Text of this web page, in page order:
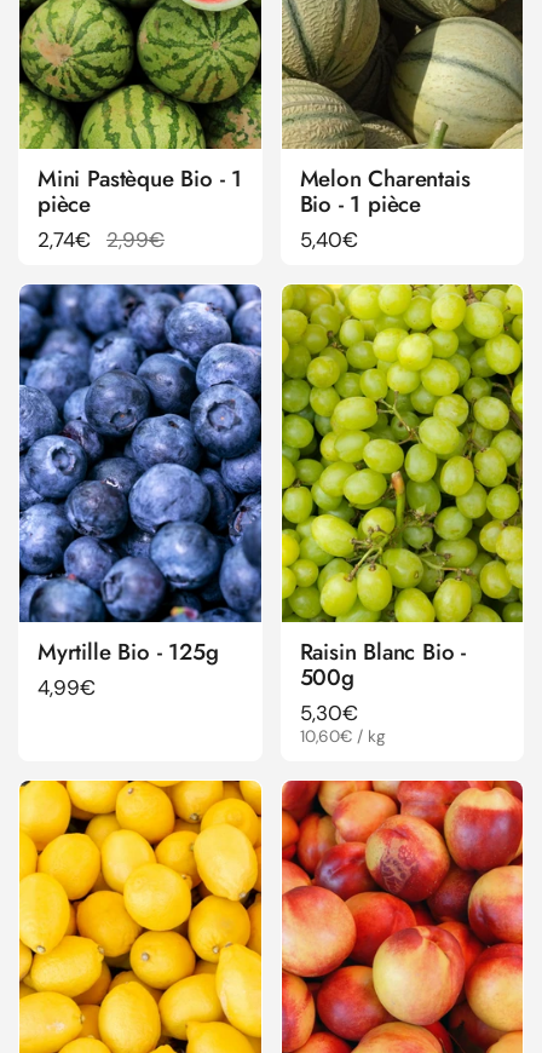
Mini Pastèque Bio - 1
pièce
Prix régulier
2,74€ Prix de solde
2,99€
Melon Charentais
Bio - 1 pièce
Prix régulier
5,40€
Myrtille Bio - 125g
Prix régulier
4,99€
Raisin Blanc Bio -
500g
Prix régulier
5,30€
Prix à l'unité
10,60€ / kg